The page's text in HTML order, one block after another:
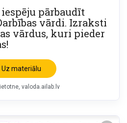
iespēju pārbaudīt
vārdi. Izraksti
vārdus, kuri pieder
Uz materiālu
valoda.ailab.lv